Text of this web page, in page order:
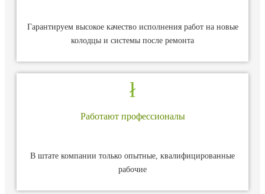
Гарантируем высокое качество исполнения работ на новые
колодцы и системы после ремонта
Работают профессионалы
В штате компании только опытные, квалифицированные
рабочие